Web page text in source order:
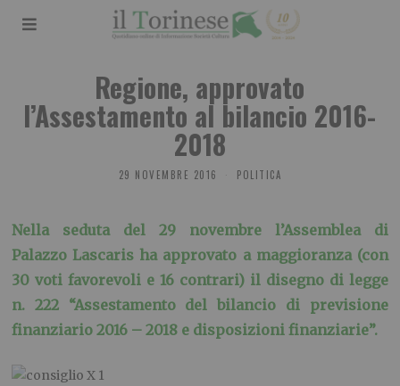
Regione, approvato
l’Assestamento al bilancio 2016-
2018
29 NOVEMBRE 2016 POLITICA
Nella seduta del 29 novembre l’Assemblea di
Palazzo Lascaris ha approvato a maggioranza (con
30 voti favorevoli e 16 contrari) il disegno di legge
n. 222 “Assestamento del bilancio di previsione
finanziario 2016 – 2018 e disposizioni finanziarie”.